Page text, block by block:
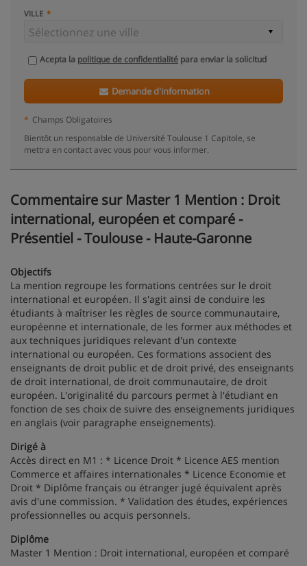
VILLE
Acepta la politique de confidentialité para enviar la solicitud
Demande d'information
* Champs Obligatoires
Bientôt un responsable de Université Toulouse 1 Capitole, se
mettra en contact avec vous pour vous informer.
Commentaire sur Master 1 Mention : Droit
international, européen et comparé -
Présentiel - Toulouse - Haute-Garonne
Objectifs
La mention regroupe les formations centrées sur le droit
international et européen. Il s'agit ainsi de conduire les
étudiants à maîtriser les règles de source communautaire,
européenne et internationale, de les former aux méthodes et
aux techniques juridiques relevant d'un contexte
international ou européen. Ces formations associent des
enseignants de droit public et de droit privé, des enseignants
de droit international, de droit communautaire, de droit
européen. L'originalité du parcours permet à l'étudiant en
fonction de ses choix de suivre des enseignements juridiques
en anglais (voir paragraphe enseignements).
Dirigé à
Accès direct en M1 : * Licence Droit * Licence AES mention
Commerce et affaires internationales * Licence Economie et
Droit * Diplôme français ou étranger jugé équivalent après
avis d'une commission. * Validation des études, expériences
professionnelles ou acquis personnels.
Diplôme
Master 1 Mention : Droit international, européen et comparé